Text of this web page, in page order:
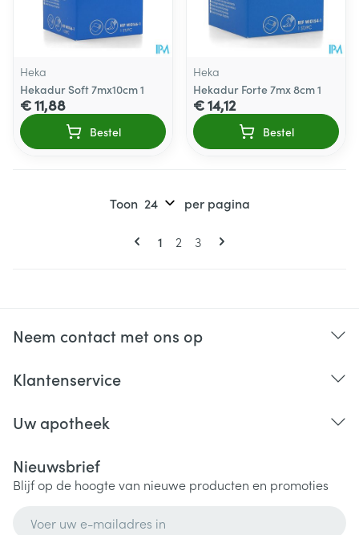
Heka
Hekadur Soft 7mx10cm 1
€ 11,88
Bestel
Heka
Hekadur Forte 7mx 8cm 1
€ 14,12
Bestel
Pagina's
U lees momenteel pagina
1 Pagina
2 Pagina
3
Toon per pagina
Neem contact met ons op
Klantenservice
Uw apotheek
Nieuwsbrief
Blijf op de hoogte van nieuwe producten en promoties